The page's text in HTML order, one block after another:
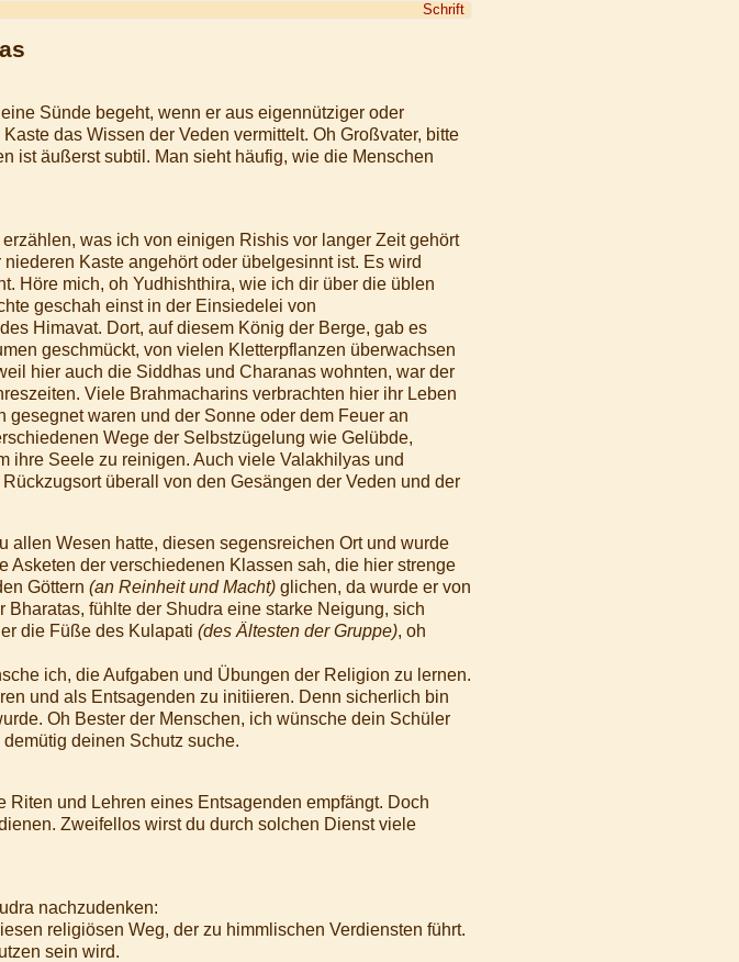
Schrift
Sünde begeht, wenn er aus eigennütziger oder
das Wissen der Veden vermittelt. Oh Großvater, bitte
ist äußerst subtil. Man sieht häufig, wie die Menschen
was ich von einigen Rishis vor langer Zeit gehört
Kaste angehört oder übelgesinnt ist. Es wird
Höre mich, oh Yudhishthira, wie ich dir über die üblen
geschah einst in der Einsiedelei von
Himavat. Dort, auf diesem König der Berge, gab es
geschmückt, von vielen Kletterpflanzen überwachsen
hier auch die Siddhas und Charanas wohnten, war der
Viele Brahmacharins verbrachten hier ihr Leben
waren und der Sonne oder dem Feuer an
Wege der Selbstzügelung wie Gelübde,
ihre Seele zu reinigen. Auch viele Valakhilyas und
überall von den Gesängen der Veden und der
allen Wesen hatte, diesen segensreichen Ort und wurde
der verschiedenen Klassen sah, die hier strenge
Göttern (an Reinheit und Macht) glichen, da wurde er von
fühlte der Shudra eine starke Neigung, sich
die Füße des Kulapati (des Ältesten der Gruppe), oh
ich, die Aufgaben und Übungen der Religion zu lernen.
und als Entsagenden zu initiieren. Denn sicherlich bin
Oh Bester der Menschen, ich wünsche dein Schüler
deinen Schutz suche.
und Lehren eines Entsagenden empfängt. Doch
Zweifellos wirst du durch solchen Dienst viele
nachzudenken:
religiösen Weg, der zu himmlischen Verdiensten führt.
sein wird.